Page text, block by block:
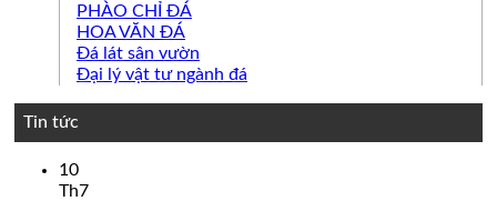
PHÀO CHỈ ĐÁ
HOA VĂN ĐÁ
Đá lát sân vườn
Đại lý vật tư ngành đá
Tin tức
10
Th7